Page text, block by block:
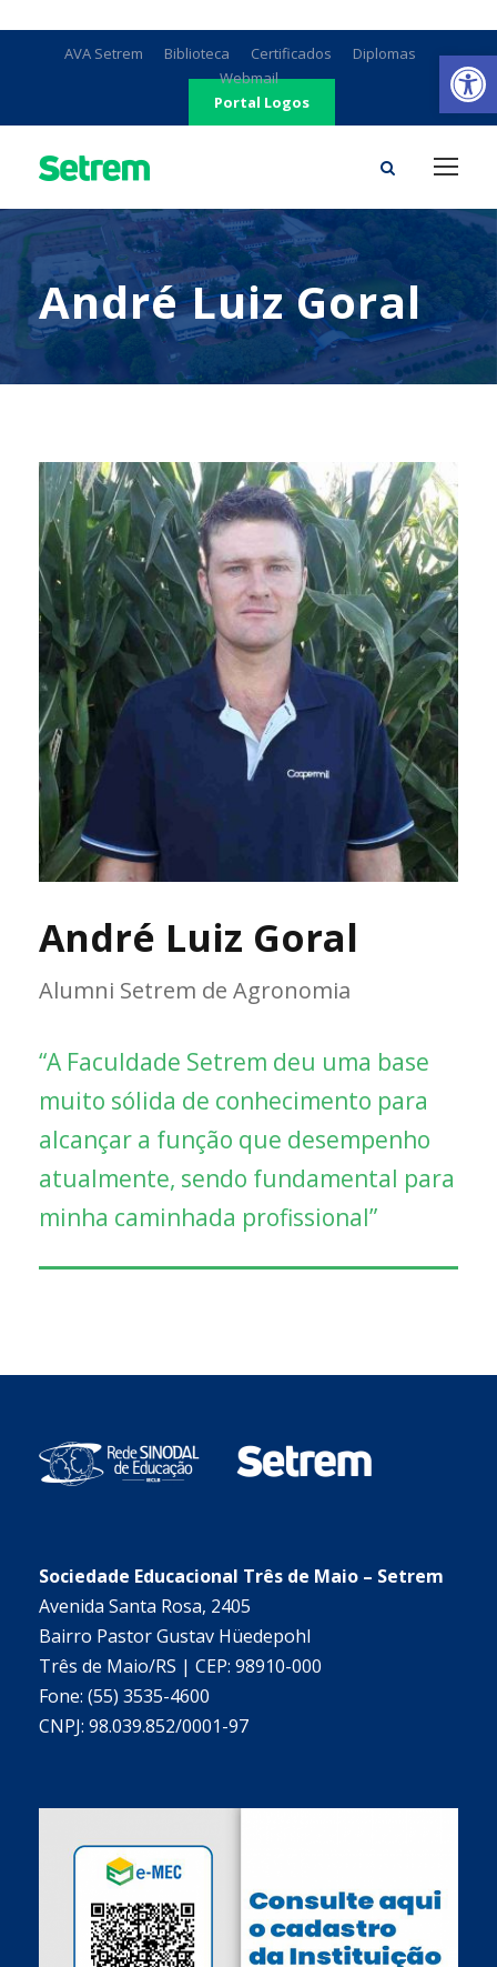
AVA Setrem Biblioteca Certificados
Diplomas
Webmail
Portal Logos
André Luiz Goral
André Luiz Goral
Alumni Setrem de Agronomia
“A Faculdade Setrem deu uma base
muito sólida de conhecimento para
alcançar a função que desempenho
atualmente, sendo fundamental para
minha caminhada profissional”
Sociedade Educacional Três de Maio – Setrem
Avenida Santa Rosa, 2405
Bairro Pastor Gustav Hüedepohl
Três de Maio/RS | CEP: 98910-000
Fone: (55) 3535-4600
CNPJ: 98.039.852/0001-97